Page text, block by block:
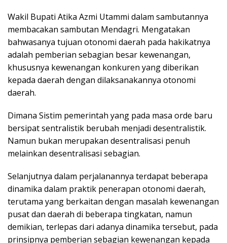
Wakil Bupati Atika Azmi Utammi dalam sambutannya
membacakan sambutan Mendagri. Mengatakan
bahwasanya tujuan otonomi daerah pada hakikatnya
adalah pemberian sebagian besar kewenangan,
khususnya kewenangan konkuren yang diberikan
kepada daerah dengan dilaksanakannya otonomi
daerah.
Dimana Sistim pemerintah yang pada masa orde baru
bersipat sentralistik berubah menjadi desentralistik.
Namun bukan merupakan desentralisasi penuh
melainkan desentralisasi sebagian.
Selanjutnya dalam perjalanannya terdapat beberapa
dinamika dalam praktik penerapan otonomi daerah,
terutama yang berkaitan dengan masalah kewenangan
pusat dan daerah di beberapa tingkatan, namun
demikian, terlepas dari adanya dinamika tersebut, pada
prinsipnya pemberian sebagian kewenangan kepada